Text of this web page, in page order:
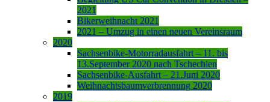
2021
Bikerweihnacht 2021
2021 – Umzug in einen neuen Vereinsraum
2020
Sachsenbike-Motorradausfahrt – 11. bis
13.September 2020 nach Tschechien
Sachsenbike-Ausfahrt – 21.Juni 2020
Weihnachtsbaumverbrennung 2020
2019